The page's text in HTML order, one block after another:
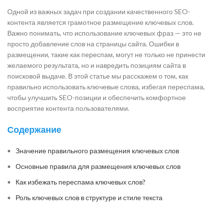
Одной из важных задач при создании качественного SEO-
контента является грамотное размещение ключевых слов.
Важно понимать, что использование ключевых фраз — это не
просто добавление слов на страницы сайта. Ошибки в
размещении, такие как переспам, могут не только не принести
желаемого результата, но и навредить позициям сайта в
поисковой выдаче. В этой статье мы расскажем о том, как
правильно использовать ключевые слова, избегая переспама,
чтобы улучшить SEO-позиции и обеспечить комфортное
восприятие контента пользователями.
Содержание
Значение правильного размещения ключевых слов
Основные правила для размещения ключевых слов
Как избежать переспама ключевых слов?
Роль ключевых слов в структуре и стиле текста